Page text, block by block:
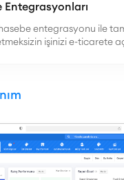
Entegrasyonları
entegrasyonu ile
işinizi e-ticarete